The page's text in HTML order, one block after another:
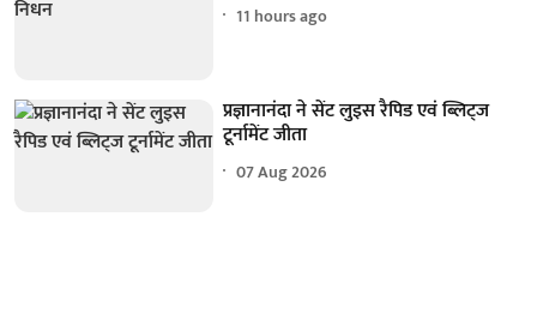
11 hours ago
प्रज्ञानानंदा ने सेंट लुइस रैपिड एवं ब्लिट्ज
टूर्नामेंट जीता
07 Aug 2026